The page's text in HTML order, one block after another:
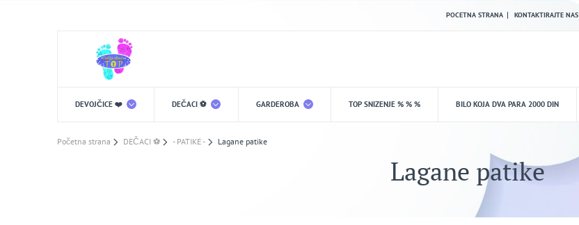
POCETNA STRANA KONTAKTIRAJTE NAS
DEVOJČICE ❤️ DEČACI ⚽️ GARDEROBA TOP SNIZENJE % % % BILO KOJA DVA PARA 2000 DIN
Početna strana DEČACI ⚽️ - PATIKE - Lagane patike
Lagane patike